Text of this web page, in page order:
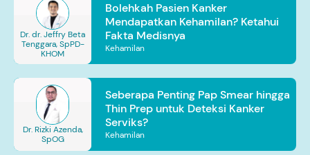
Dr. dr. Jeffry Beta
Tenggara, SpPD-
KHOM
Bolehkah Pasien Kanker
Mendapatkan Kehamilan? Ketahui
Fakta Medisnya
Kehamilan
Dr. Rizki Azenda,
SpOG
Seberapa Penting Pap Smear hingga
Thin Prep untuk Deteksi Kanker
Serviks?
Kehamilan